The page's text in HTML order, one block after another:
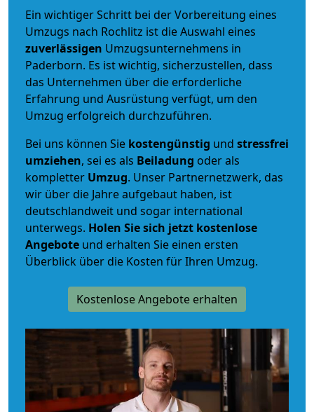
Ein wichtiger Schritt bei der Vorbereitung eines
Umzugs nach Rochlitz ist die Auswahl eines
zuverlässigen Umzugsunternehmens in
Paderborn. Es ist wichtig, sicherzustellen, dass
das Unternehmen über die erforderliche
Erfahrung und Ausrüstung verfügt, um den
Umzug erfolgreich durchzuführen.
Bei uns können Sie kostengünstig und stressfrei
umziehen, sei es als Beiladung oder als
kompletter Umzug. Unser Partnernetzwerk, das
wir über die Jahre aufgebaut haben, ist
deutschlandweit und sogar international
unterwegs. Holen Sie sich jetzt kostenlose
Angebote und erhalten Sie einen ersten
Überblick über die Kosten für Ihren Umzug.
Kostenlose Angebote erhalten